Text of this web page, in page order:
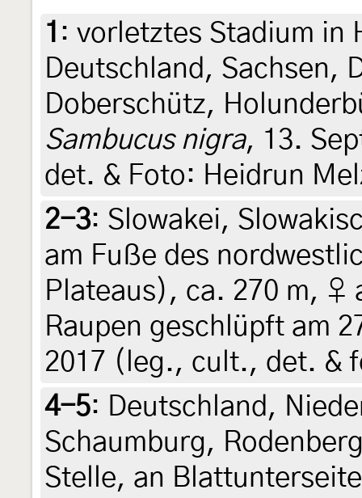
1 : vorletztes Stadium in
Deutschland, Sachsen,
Doberschütz,
Sambucus nigra, 13.
det. & Foto: Heidrun
2-3: Slowakei,
am Fuße des
Plateaus), ca. 270 m, ♀
Raupen geschlüpft am
2017 (leg., cult., det. &
4-5: Deutschland,
Schaumburg,
Stelle, an